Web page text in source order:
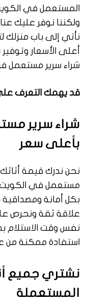
المستعمل في
ولكننا نوفر عليك
نأتي إلى باب منزلك
أعلى الأسعار
شراء سرير مستعمل
قد يهمك التعرف
شراء سرير
بأعلى سعر
نحن ندرك قيمة
مستعمل في
بكل أمانة
علاقة ثقة ونحرص
نفس وقت الاستلام
استفادة ممكنة
نشتري جميع
المستعملة